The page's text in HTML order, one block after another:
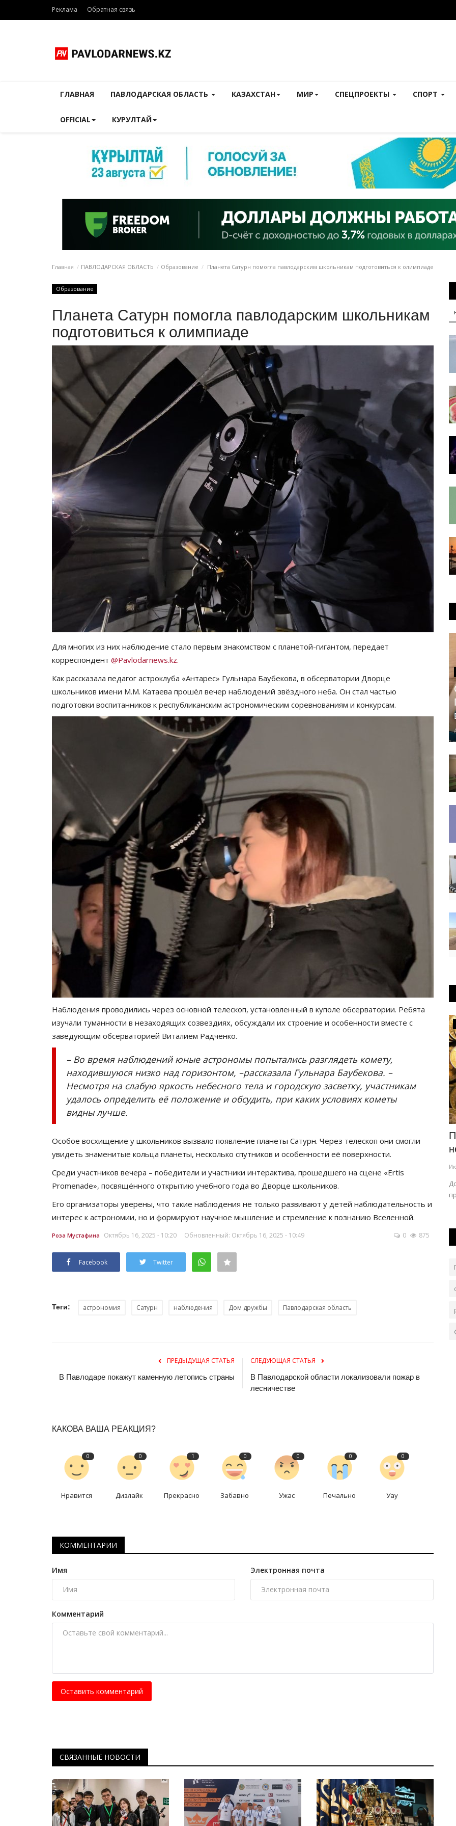
Реклама Обратная связь
ГЛАВНАЯ ПАВЛОДАРСКАЯ ОБЛАСТЬ КАЗАХСТАН МИР СПЕЦПРОЕКТЫ СПОРТ
OFFICIAL КУРУЛТАЙ
Главная ПАВЛОДАРСКАЯ ОБЛАСТЬ Образование Планета Сатурн помогла павлодарским школьникам подготовиться к олимпиаде
Образование
Планета Сатурн помогла павлодарским школьникам
подготовиться к олимпиаде
Для многих из них наблюдение стало первым знакомством с планетой-гигантом, передает
корреспондент @Pavlodarnews.kz.
Как рассказала педагог астроклуба «Антарес» Гульнара Баубекова, в обсерватории Дворце
школьников имени М.М. Катаева прошёл вечер наблюдений звёздного неба. Он стал частью
подготовки воспитанников к республиканским астрономическим соревнованиям и конкурсам.
Наблюдения проводились через основной телескоп, установленный в куполе обсерватории. Ребята
изучали туманности в незаходящих созвездиях, обсуждали их строение и особенности вместе с
заведующим обсерваторией Виталием Радченко.
– Во время наблюдений юные астрономы попытались разглядеть комету,
находившуюся низко над горизонтом, –рассказала Гульнара Баубекова. –
Несмотря на слабую яркость небесного тела и городскую засветку, участникам
удалось определить её положение и обсудить, при каких условиях кометы
видны лучше.
Особое восхищение у школьников вызвало появление планеты Сатурн. Через телескоп они смогли
увидеть знаменитые кольца планеты, несколько спутников и особенности её поверхности.
Среди участников вечера – победители и участники интерактива, прошедшего на сцене «Ertis
Promenadе», посвящённого открытию учебного года во Дворце школьников.
Его организаторы уверены, что такие наблюдения не только развивают у детей наблюдательность и
интерес к астрономии, но и формируют научное мышление и стремление к познанию Вселенной.
Роза Мустафина Октябрь 16, 2025 - 10:20 Обновленный: Октябрь 16, 2025 - 10:49 0 875
Facebook Twitter
Теги: астрономия Сатурн наблюдения Дом дружбы Павлодарская область
ПРЕДЫДУЩАЯ СТАТЬЯ
В Павлодаре покажут каменную летопись страны
СЛЕДУЮЩАЯ СТАТЬЯ
В Павлодарской области локализовали пожар в
лесничестве
КАКОВА ВАША РЕАКЦИЯ?
0
Нравится
0
Дизлайк
1
Прекрасно
0
Забавно
0
Ужас
0
Печально
0
Уау
КОММЕНТАРИИ
Имя Электронная почта
Комментарий
Оставить комментарий
СВЯЗАННЫЕ НОВОСТИ
Павлодарские истории
вековой давности
О чем писали журналисты начала XX века.
Экономика
области простили взыскания
В стране вступил в действие закон «Об амнистии» в